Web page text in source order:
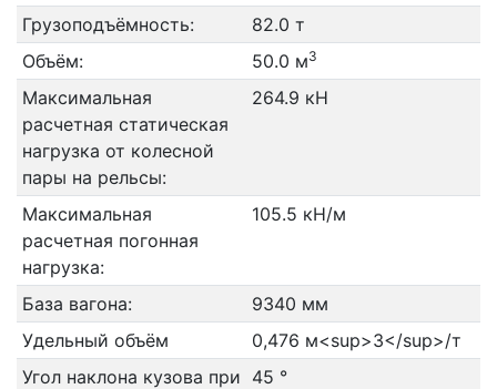
Грузоподъёмность:
82.0 т
Объём:
50.0 м3
Максимальная
расчетная статическая
нагрузка от колесной
пары на рельсы:
264.9 кН
Максимальная
расчетная погонная
нагрузка:
105.5 кН/м
База вагона:
9340 мм
Удельный объём
0,476 м<sup>3</sup>/т
Угол наклона кузова при 45 °